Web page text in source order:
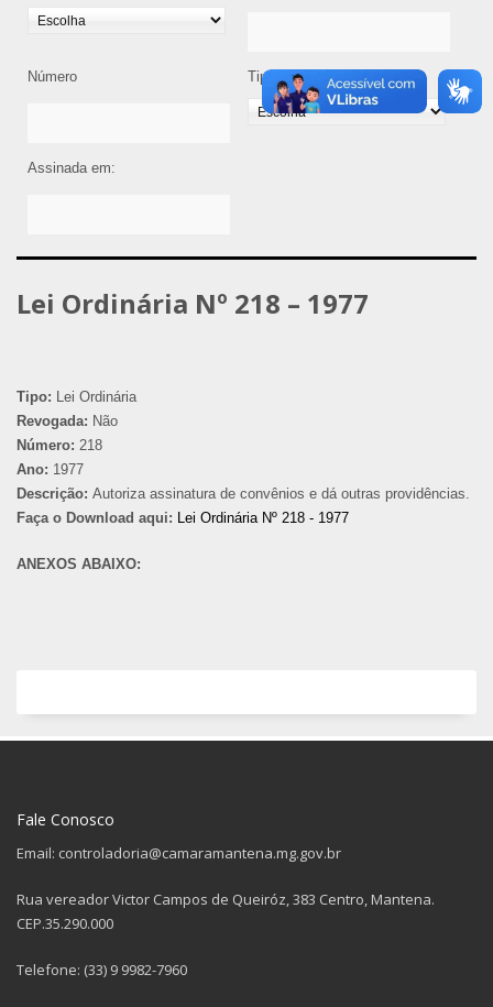
Número Tipo de Legislação
Assinada em:
Lei Ordinária Nº 218 – 1977
Tipo: Lei Ordinária
Revogada: Não
Número: 218
Ano: 1977
Descrição: Autoriza assinatura de convênios e dá outras providências.
Faça o Download aqui: Lei Ordinária Nº 218 - 1977
ANEXOS ABAIXO:
Fale Conosco
Email: controladoria@camaramantena.mg.gov.br
Rua vereador Victor Campos de Queiróz, 383 Centro, Mantena.
CEP.35.290.000
Telefone: (33) 9 9982-7960